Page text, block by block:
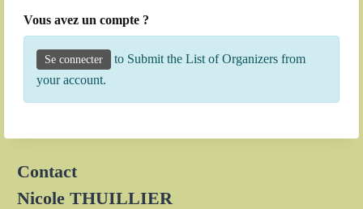
Vous avez un compte ?
Se connecter
to Submit the List of Organizers from
your account.
Contact
Nicole THUILLIER